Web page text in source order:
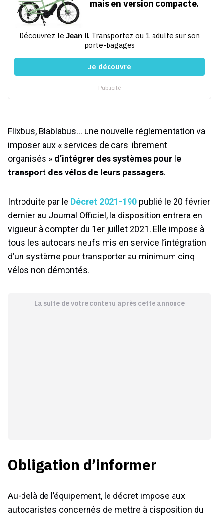
Flixbus, Blablabus… une nouvelle réglementation va
imposer aux « services de cars librement
organisés » d’intégrer des systèmes pour le
transport des vélos de leurs passagers.
Introduite par le Décret 2021-190 publié le 20 février
dernier au Journal Officiel, la disposition entrera en
vigueur à compter du 1er juillet 2021. Elle impose à
tous les autocars neufs mis en service l’intégration
d’un système pour transporter au minimum cinq
vélos non démontés.
La suite de votre contenu après cette annonce
Obligation d’informer
Au-delà de l’équipement, le décret impose aux
autocaristes concernés de mettre à disposition du